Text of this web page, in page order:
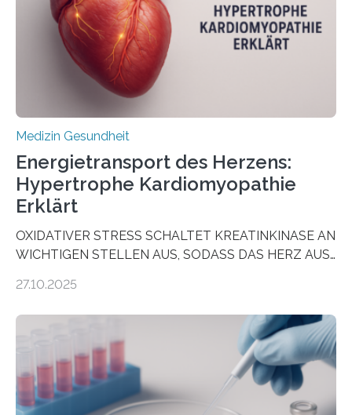
als Biomarker für die Wahl der passenden Therapie
dienen könnte. Darmkrebs zählt weltweit zu den
häufigsten Krebsarten und stellt…
Medizin Gesundheit
Energietransport des Herzens:
Hypertrophe Kardiomyopathie
Erklärt
OXIDATIVER STRESS SCHALTET KREATINKINASE AN
WICHTIGEN STELLEN AUS, SODASS DAS HERZ AUS
aus dem Deutschen Zentrum für Herzinsuffizienz
im Journal Circulation, warum der Energietransport bei
der Hypertrophen Kardiomyopathie (HCM) versagen
kann und wie sich durch eine Verringerung der
Herzbelastung und des oxidativen Stresses
Rhythmusstörungen reduzieren lassen. Würzburg. Die
27.10.2025